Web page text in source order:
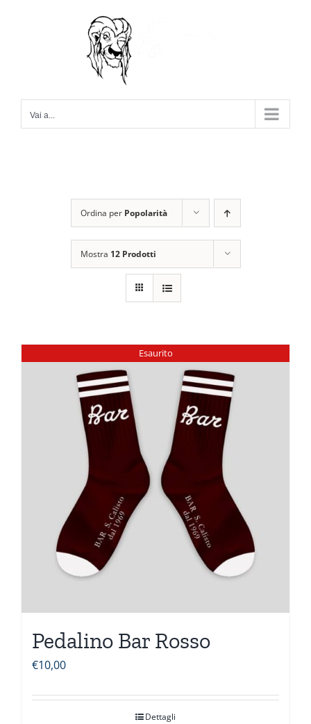
Vai a...
Ordina per Popolarità
Mostra 12 Prodotti
Esaurito
Pedalino Bar Rosso
€10,00
Dettagli